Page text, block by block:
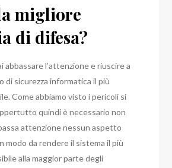
migliore
di difesa?
abbassare l’attenzione e riuscire a
di sicurezza informatica il più
Come abbiamo visto i pericoli si
quindi è necessario non
attenzione nessun aspetto
modo da rendere il sistema il più
alla maggior parte degli